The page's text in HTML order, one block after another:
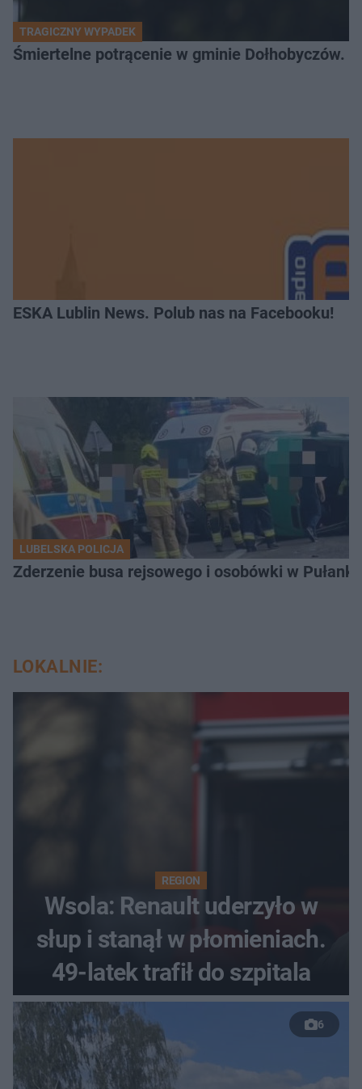
TRAGICZNY WYPADEK
Śmiertelne potrącenie w gminie Dołhobyczów.
ESKA Lublin News. Polub nas na Facebooku!
LUBELSKA POLICJA
Zderzenie busa rejsowego i osobówki w
LOKALNIE:
REGION
Wsola: Renault uderzyło w
słup i stanął w płomieniach.
49-latek trafił do szpitala
6